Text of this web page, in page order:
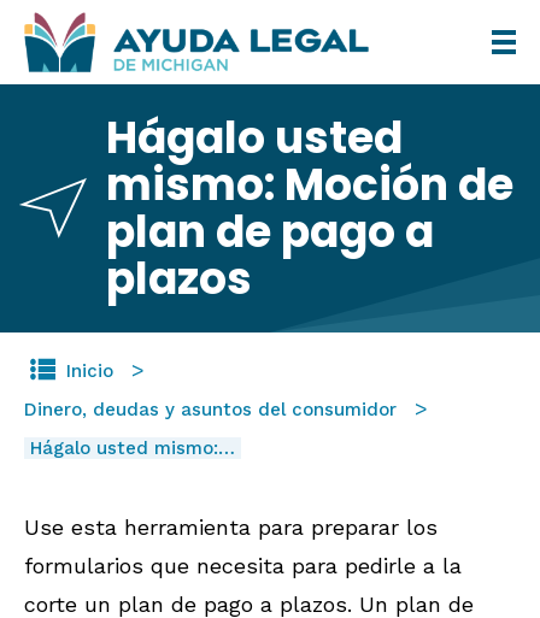
Pasar
al
Hágalo usted
mismo: Moción de
plan de pago a
plazos
Inicio
Dinero, deudas y asuntos del consumidor
Hágalo usted mismo:…
Use esta herramienta para preparar los
formularios que necesita para pedirle a la
corte un plan de pago a plazos. Un plan de